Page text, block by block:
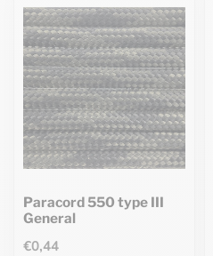
Paracord 550 type III
General
€0,44